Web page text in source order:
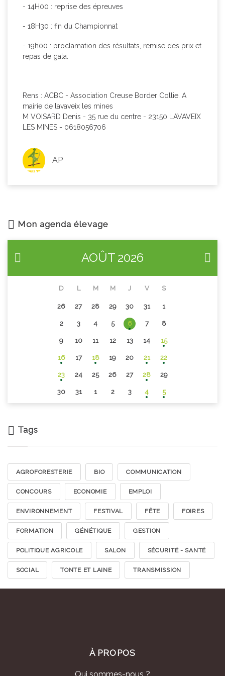
- 14H00 : reprise des épreuves
- 18H30 : fin du Championnat
- 19h00 : proclamation des résultats, remise des prix et
repas de gala.
Rens : ACBC - Association Creuse Border Collie. A
mairie de lavaveix les mines
M VOISARD Denis - 35 rue du centre - 23150 LAVAVEIX
LES MINES - 0618056706
AP
Mon agenda élevage
AOÛT 2026
D L M M J V S
26 27 28 29 30 31 1
2 3 4 5 6 7 8
9 10 11 12 13 14 15
16 17 18 19 20 21 22
23 24 25 26 27 28 29
30 31 1 2 3 4 5
Tags
AGROFORESTERIE BIO COMMUNICATION
CONCOURS ECONOMIE EMPLOI
ENVIRONNEMENT FESTIVAL FÊTE FOIRES
FORMATION GÉNÉTIQUE GESTION
POLITIQUE AGRICOLE SALON SÉCURITÉ - SANTÉ
SOCIAL TONTE ET LAINE TRANSMISSION
À PROPOS